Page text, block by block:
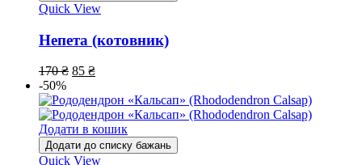
Quick View
Непета (котовник)
170₴ 85 ₴
-50%
Додати в кошик
Додати до списку бажань
Quick View